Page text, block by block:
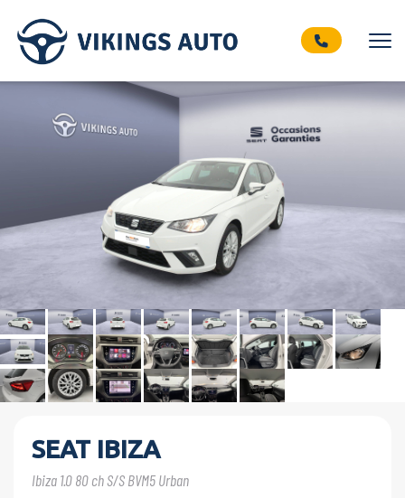
SEAT IBIZA
Ibiza 1.0 80 ch S/S BVM5 Urban